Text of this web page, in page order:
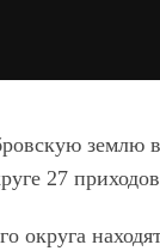
землю
27
округа